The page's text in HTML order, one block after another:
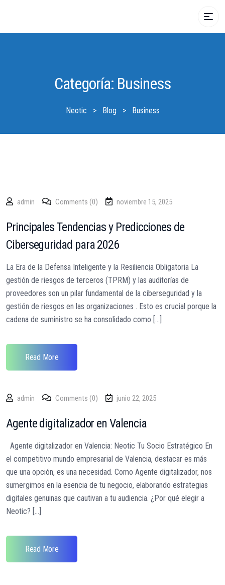
Categoría: Business
Neotic > Blog > Business
admin Comments (0) noviembre 15, 2025
Principales Tendencias y Predicciones de
Ciberseguridad para 2026
La Era de la Defensa Inteligente y la Resiliencia Obligatoria La
gestión de riesgos de terceros (TPRM) y las auditorías de
proveedores son un pilar fundamental de la ciberseguridad y la
gestión de riesgos en las organizaciones . Esto es crucial porque la
cadena de suministro se ha consolidado como [...]
Read More
admin Comments (0) junio 22, 2025
Agente digitalizador en Valencia
Agente digitalizador en Valencia: Neotic Tu Socio Estratégico En
el competitivo mundo empresarial de Valencia, destacar es más
que una opción, es una necesidad. Como Agente digitalizador, nos
sumergimos en la esencia de tu negocio, elaborando estrategias
digitales genuinas que cautivan a tu audiencia. ¿Por qué elegir a
Neotic? [...]
Read More